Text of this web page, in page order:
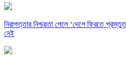
নিরাপত্তার নিশ্চয়তা পেলে ‘দেশে ফিরতে
নেই